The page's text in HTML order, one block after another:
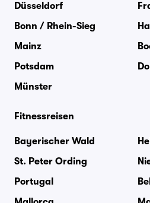
Düsseldorf
Bonn / Rhein-Sieg
Mainz
Potsdam
Münster
Fitnessreisen
Bayerischer Wald
St. Peter Ording
Portugal